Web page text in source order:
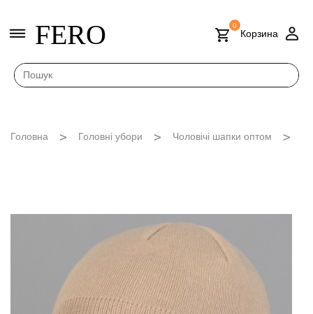
FERO 0
Корзина
Головна Головні убори Чоловічі шапки оптом